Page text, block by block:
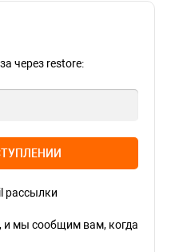
через restore:
рассылки
и мы сообщим вам, когда